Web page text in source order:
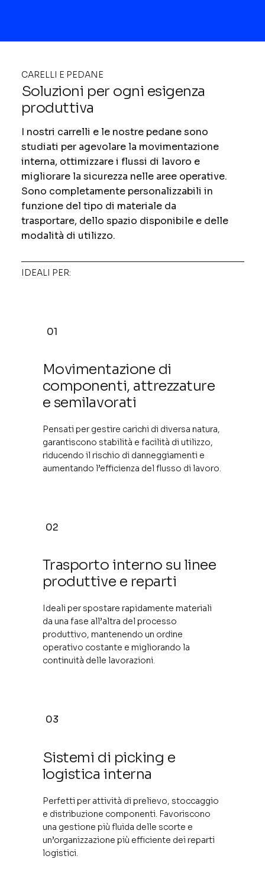
CARELLI E PEDANE
Soluzioni per ogni esigenza
produttiva
I nostri carrelli e le nostre pedane sono
studiati per agevolare la movimentazione
interna, ottimizzare i flussi di lavoro e
migliorare la sicurezza nelle aree operative.
Sono completamente personalizzabili in
funzione del tipo di materiale da
trasportare, dello spazio disponibile e delle
modalità di utilizzo.
IDEALI PER:
01
Movimentazione di
componenti, attrezzature
e semilavorati
Pensati per gestire carichi di diversa natura,
garantiscono stabilità e facilità di utilizzo,
riducendo il rischio di danneggiamenti e
aumentando l’efficienza del flusso di lavoro.
02
Trasporto interno su linee
produttive e reparti
Ideali per spostare rapidamente materiali
da una fase all’altra del processo
produttivo, mantenendo un ordine
operativo costante e migliorando la
continuità delle lavorazioni.
03
Sistemi di picking e
logistica interna
Perfetti per attività di prelievo, stoccaggio
e distribuzione componenti. Favoriscono
una gestione più fluida delle scorte e
un’organizzazione più efficiente dei reparti
logistici.